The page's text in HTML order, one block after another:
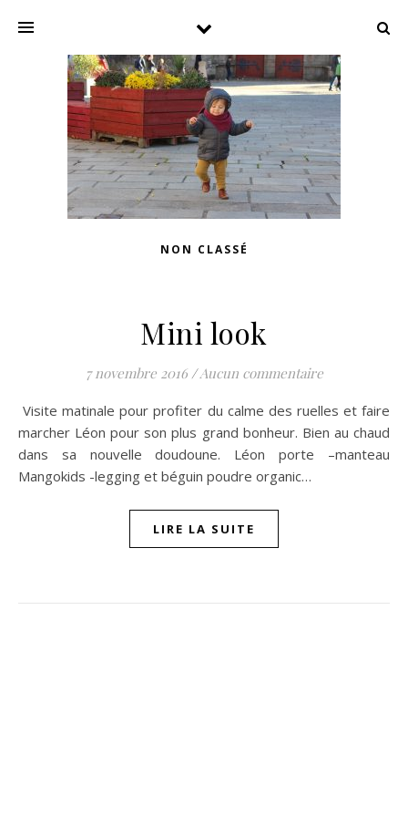
NON CLASSÉ
Mini look
7 novembre 2016 /Aucun commentaire
Visite matinale pour profiter du calme des ruelles et faire
marcher Léon pour son plus grand bonheur. Bien au chaud
dans sa nouvelle doudoune. Léon porte –manteau
Mangokids -legging et béguin poudre organic…
LIRE LA SUITE